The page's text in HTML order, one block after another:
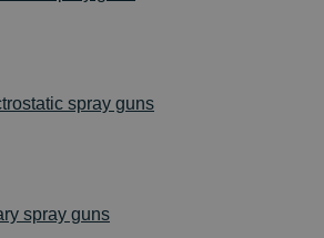
spray guns
spray guns